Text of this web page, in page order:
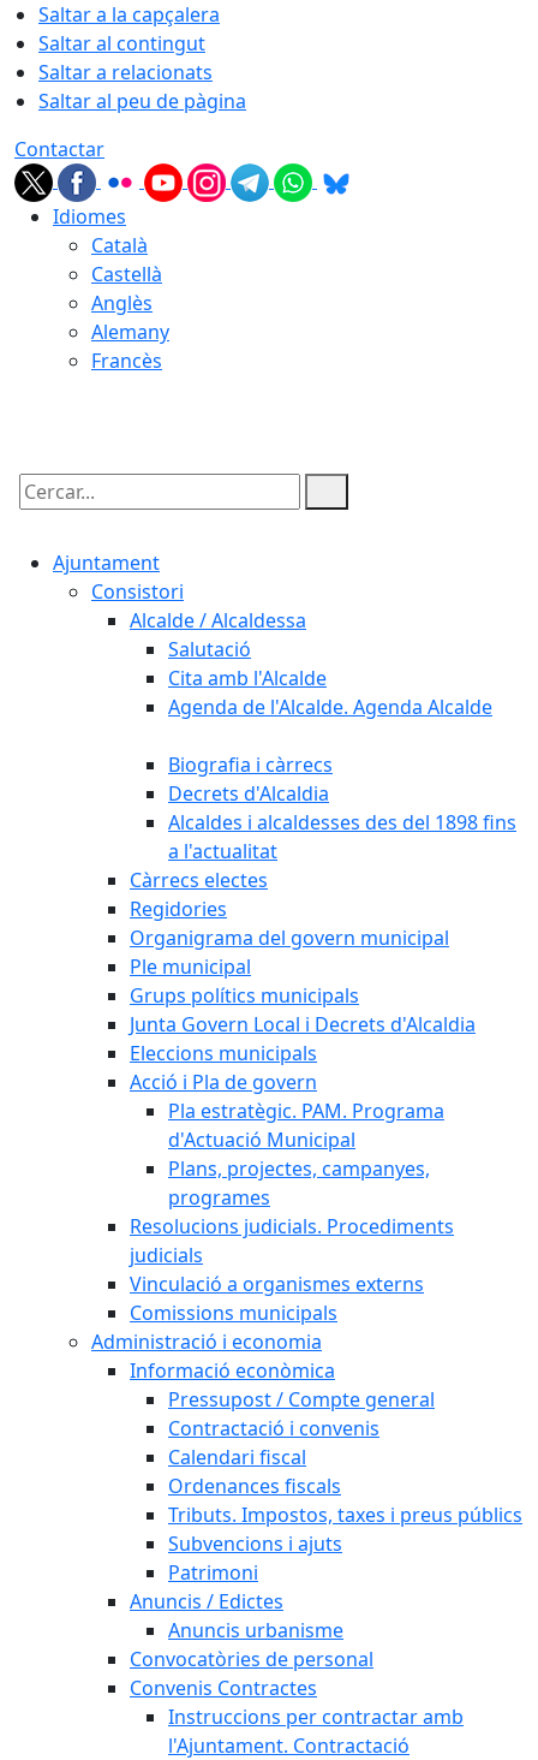
Saltar a la capçalera
Saltar al contingut
Saltar a relacionats
Saltar al peu de pàgina
Contactar
Idiomes
Català
Castellà
Anglès
Alemany
Francès
Cercar:
Ajuntament
Consistori
Alcalde / Alcaldessa
Salutació
Cita amb l'Alcalde
Agenda de l'Alcalde. Agenda Alcalde
Biografia i càrrecs
Decrets d'Alcaldia
Alcaldes i alcaldesses des del 1898 fins
a l'actualitat
Càrrecs electes
Regidories
Organigrama del govern municipal
Ple municipal
Grups polítics municipals
Junta Govern Local i Decrets d'Alcaldia
Eleccions municipals
Acció i Pla de govern
Pla estratègic. PAM. Programa
d'Actuació Municipal
Plans, projectes, campanyes,
programes
Resolucions judicials. Procediments
judicials
Vinculació a organismes externs
Comissions municipals
Administració i economia
Informació econòmica
Pressupost / Compte general
Contractació i convenis
Calendari fiscal
Ordenances fiscals
Tributs. Impostos, taxes i preus públics
Subvencions i ajuts
Patrimoni
Anuncis / Edictes
Anuncis urbanisme
Convocatòries de personal
Convenis Contractes
Instruccions per contractar amb
l'Ajuntament. Contractació